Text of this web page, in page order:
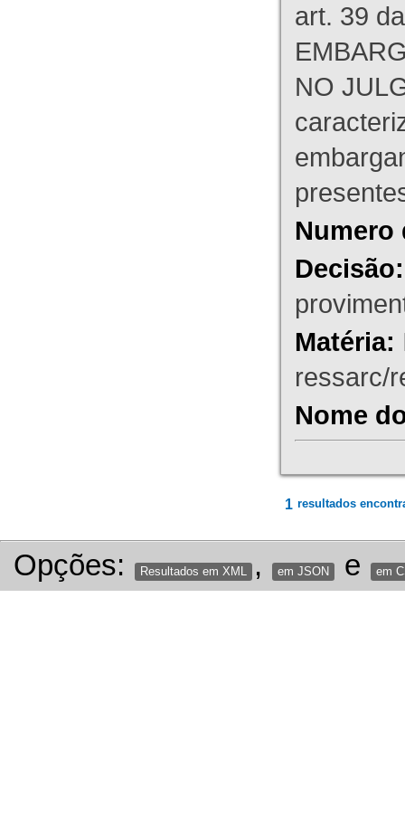
art. 39
NO
Numero
Decisão:
Matéria:
ressarc/
Nome
1 resultados
Opções: Resultados em XML , em JSON e em